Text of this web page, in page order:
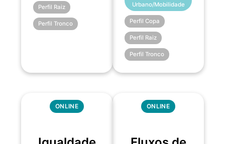
Perfil Raiz
Perfil Tronco
Urbano/Mobilidade
Perfil Copa
Perfil Raiz
Perfil Tronco
ONLINE ONLINE